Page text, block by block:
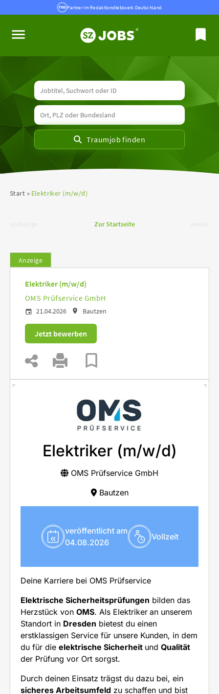
Partner im RedaktionsNetzwerk Deutschland
Start Elektriker (m/w/d)
Zur Startseite
Anzeige
Elektriker (m/w/d)
OMS Prüfservice GmbH
21.04.2026 Bautzen
Jetzt bewerben